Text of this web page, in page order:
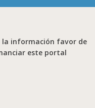
la información favor de
este portal